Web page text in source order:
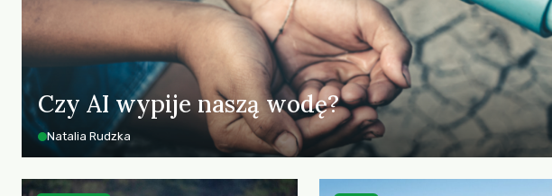
Czy AI wypije naszą wodę?
Natalia Rudzka